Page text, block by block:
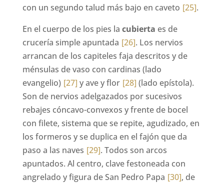
con un segundo talud más bajo en caveto [25].
En el cuerpo de los pies la cubierta es de
crucería simple apuntada [26]. Los nervios
arrancan de los capiteles faja descritos y de
ménsulas de vaso con cardinas (lado
evangelio) [27] y ave y flor [28] (lado epístola).
Son de nervios adelgazados por sucesivos
rebajes cóncavo-convexos y frente de bocel
con filete, sistema que se repite, agudizado, en
los formeros y se duplica en el fajón que da
paso a las naves [29]. Todos son arcos
apuntados. Al centro, clave festoneada con
angrelado y figura de San Pedro Papa [30], de